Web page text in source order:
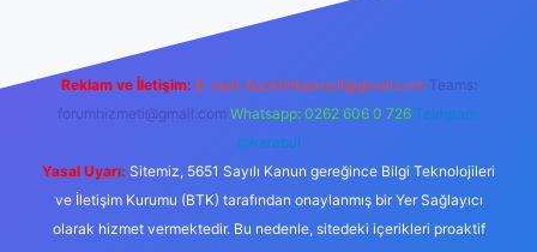
Reklam ve İletişim: E-mail: backlinkpaneli@gmail.com Teams:
forumhizmeti@gmail.com Whatsapp: 0262 606 0 726 Telegram:
@karabul
Yasal Uyarı: Sitemiz, 5651 Sayılı Kanun gereğince Bilgi Teknolojileri
ve İletişim Kurumu (BTK) tarafından onaylanmış bir Yer Sağlayıcı
olarak hizmet vermektedir. Bu nedenle, sitedeki içerikleri proaktif